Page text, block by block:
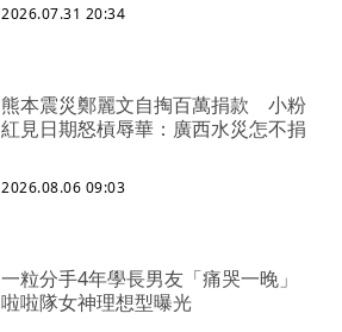
2026.07.31 20:34
熊本震災鄭麗文自掏百萬捐款 小粉
紅見日期怒槓辱華：廣西水災怎不捐
2026.08.06 09:03
一粒分手4年學長男友「痛哭一晚」
啦啦隊女神理想型曝光